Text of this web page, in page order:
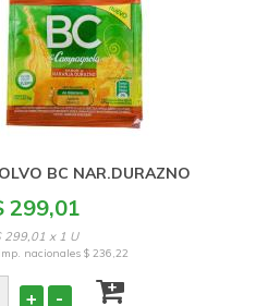
BC NAR.DURAZNO
299,01
299,01 x 1 U
nacionales $ 236,22
+ -